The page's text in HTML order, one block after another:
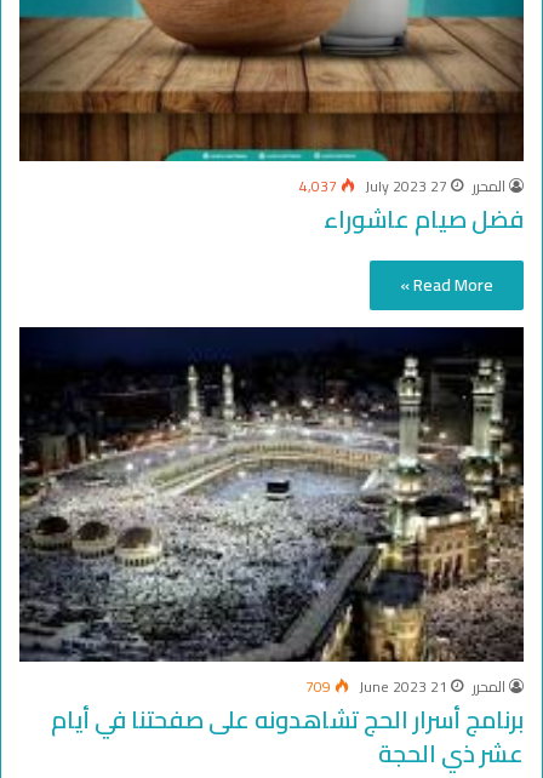
المحرر 27 July 2023
4,037
فضل صيام عاشوراء
Read More »
المحرر 21 June 2023
709
برنامج أسرار الحج تشاهدونه على صفحتنا في أيام
عشر ذي الحجة